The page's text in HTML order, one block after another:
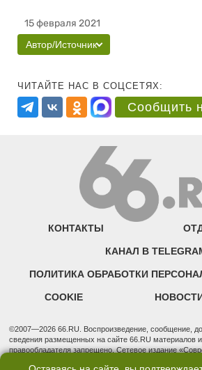
15 февраля 2021
Автор/Источник
ЧИТАЙТЕ НАС В СОЦСЕТЯХ:
Сообщить
КОНТАКТЫ
КАНАЛ В
ПОЛИТИКА ОБРАБОТКИ
COOKIE
©2007—2026 66.RU. Воспроизведение, сообщение,
сведения размещенных на сайте 66.RU материалов
правообладателя запрещено. Сетевое издание